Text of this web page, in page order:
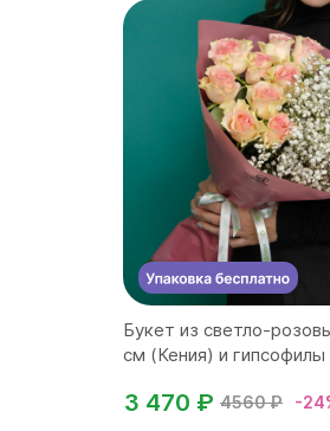
Букет из светло-
см (Кения) и гипсофилы
4560 ₽ -
3 470 ₽